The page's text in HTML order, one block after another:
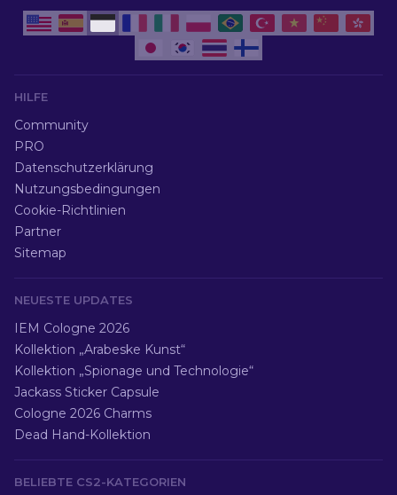
HILFE
Community
PRO
Datenschutzerklärung
Nutzungsbedingungen
Cookie-Richtlinien
Partner
Sitemap
NEUESTE UPDATES
IEM Cologne 2026
Kollektion „Arabeske Kunst“
Kollektion „Spionage und Technologie“
Jackass Sticker Capsule
Cologne 2026 Charms
Dead Hand-Kollektion
BELIEBTE CS2-KATEGORIEN